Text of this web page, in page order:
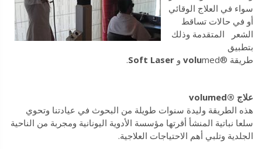
سواء في العلاج الوقائي
أو في حالات تساقط
الشعر المتقدمة وذلك
بتطبيق
طريقة ®
volumed و Soft Laser
.
علاج ® volumed
هذه الطريقة وليدة سنوات طويلة من البحوث في عيادتنا وتحوي
سلعا نباتية المنشأ أقرتها مؤسسة الأدوية اليونانية ومجربة من الناحية
الجلدية وتلبي أهم الاحتياجات العلاجية.